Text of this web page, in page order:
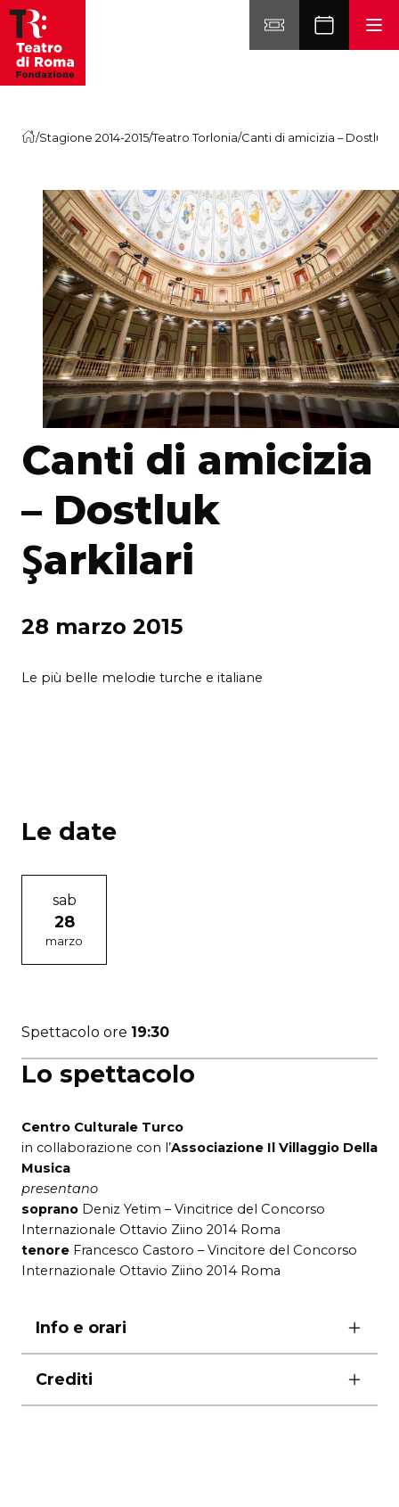
Vai al contenuto
/Stagione 2014-2015/Teatro Torlonia/Canti di amicizia – Dostluk
Canti di amicizia
– Dostluk
Şarkilari
28 marzo 2015
Le più belle melodie turche e italiane
Lo spettacolo
Centro Culturale Turco
in collaborazione con l’Associazione Il Villaggio Della
Musica
presentano
soprano Deniz Yetim – Vincitrice del Concorso
Internazionale Ottavio Ziino 2014 Roma
tenore Francesco Castoro – Vincitore del Concorso
Internazionale Ottavio Ziino 2014 Roma
Info e orari
ingresso gratuito con prenotazione obbligatoria
allo 060608
Crediti
Le date
sab
28
marzo
Spettacolo ore 19:30